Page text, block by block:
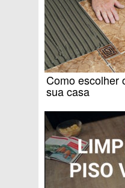
Como escolher
sua casa